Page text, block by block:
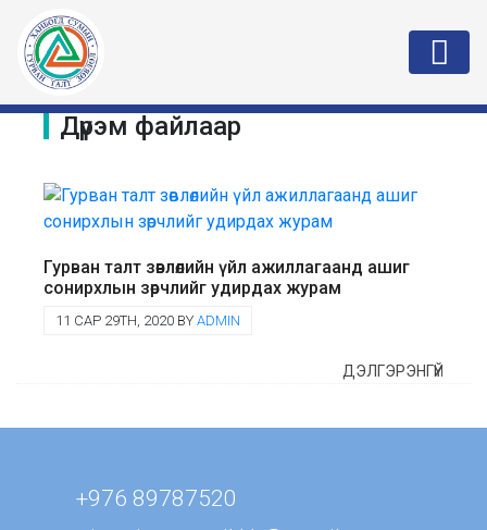
Дүрэм файлаар
Гурван талт зөвлөлийн үйл ажиллагаанд ашиг
сонирхлын зөрчлийг удирдах журам
11 САР 29TH, 2020 BY ADMIN
ДЭЛГЭРЭНГҮЙ
+976 89787520